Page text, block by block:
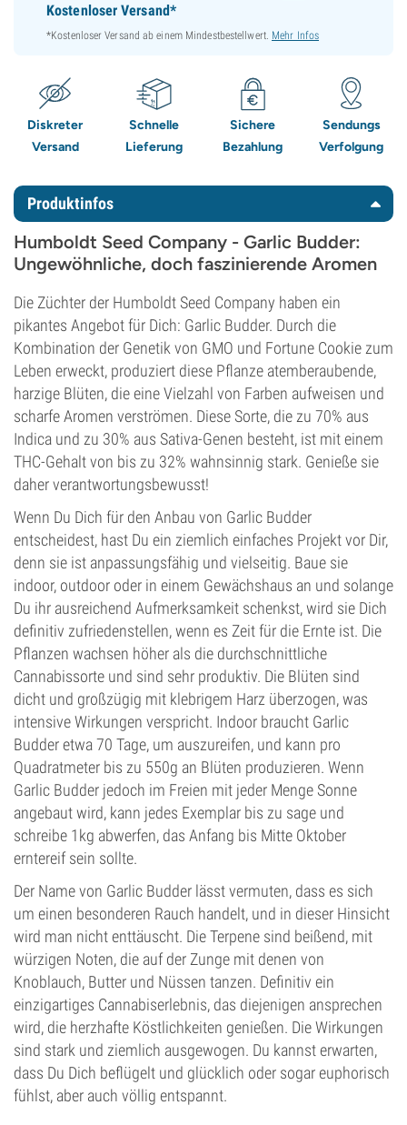
Kostenloser Versand*
*Kostenloser Versand ab einem Mindestbestellwert. Mehr Infos
Diskreter
Versand
Schnelle
Lieferung
Sichere
Bezahlung
Sendungs
Verfolgung
Produktinfos
Humboldt Seed Company - Garlic Budder:
Ungewöhnliche, doch faszinierende Aromen
Die Züchter der Humboldt Seed Company haben ein
pikantes Angebot für Dich: Garlic Budder. Durch die
Kombination der Genetik von GMO und Fortune Cookie zum
Leben erweckt, produziert diese Pflanze atemberaubende,
harzige Blüten, die eine Vielzahl von Farben aufweisen und
scharfe Aromen verströmen. Diese Sorte, die zu 70% aus
Indica und zu 30% aus Sativa-Genen besteht, ist mit einem
THC-Gehalt von bis zu 32% wahnsinnig stark. Genieße sie
daher verantwortungsbewusst!
Wenn Du Dich für den Anbau von Garlic Budder
entscheidest, hast Du ein ziemlich einfaches Projekt vor Dir,
denn sie ist anpassungsfähig und vielseitig. Baue sie
indoor, outdoor oder in einem Gewächshaus an und solange
Du ihr ausreichend Aufmerksamkeit schenkst, wird sie Dich
definitiv zufriedenstellen, wenn es Zeit für die Ernte ist. Die
Pflanzen wachsen höher als die durchschnittliche
Cannabissorte und sind sehr produktiv. Die Blüten sind
dicht und großzügig mit klebrigem Harz überzogen, was
intensive Wirkungen verspricht. Indoor braucht Garlic
Budder etwa 70 Tage, um auszureifen, und kann pro
Quadratmeter bis zu 550g an Blüten produzieren. Wenn
Garlic Budder jedoch im Freien mit jeder Menge Sonne
angebaut wird, kann jedes Exemplar bis zu sage und
schreibe 1kg abwerfen, das Anfang bis Mitte Oktober
erntereif sein sollte.
Der Name von Garlic Budder lässt vermuten, dass es sich
um einen besonderen Rauch handelt, und in dieser Hinsicht
wird man nicht enttäuscht. Die Terpene sind beißend, mit
würzigen Noten, die auf der Zunge mit denen von
Knoblauch, Butter und Nüssen tanzen. Definitiv ein
einzigartiges Cannabiserlebnis, das diejenigen ansprechen
wird, die herzhafte Köstlichkeiten genießen. Die Wirkungen
sind stark und ziemlich ausgewogen. Du kannst erwarten,
dass Du Dich beflügelt und glücklich oder sogar euphorisch
fühlst, aber auch völlig entspannt.